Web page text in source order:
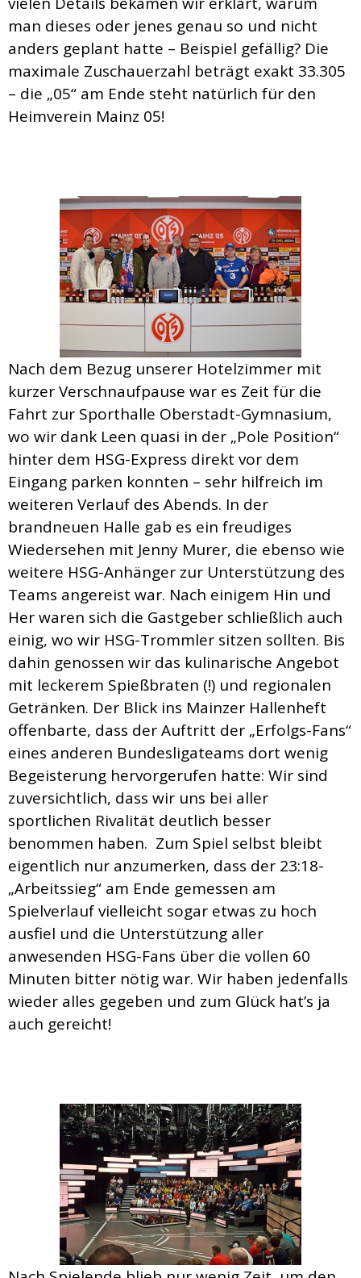
man dieses oder jenes genau so und nicht
anders geplant hatte – Beispiel gefällig? Die
maximale Zuschauerzahl beträgt exakt 33.305
– die „05“ am Ende steht natürlich für den
Heimverein Mainz 05!
Nach dem Bezug unserer Hotelzimmer mit
kurzer Verschnaufpause war es Zeit für die
Fahrt zur Sporthalle Oberstadt-Gymnasium,
wo wir dank Leen quasi in der „Pole Position“
hinter dem HSG-Express direkt vor dem
Eingang parken konnten – sehr hilfreich im
weiteren Verlauf des Abends. In der
brandneuen Halle gab es ein freudiges
Wiedersehen mit Jenny Murer, die ebenso wie
weitere HSG-Anhänger zur Unterstützung des
Teams angereist war. Nach einigem Hin und
Her waren sich die Gastgeber schließlich auch
einig, wo wir HSG-Trommler sitzen sollten. Bis
dahin genossen wir das kulinarische Angebot
mit leckerem Spießbraten (!) und regionalen
Getränken. Der Blick ins Mainzer Hallenheft
offenbarte, dass der Auftritt der „Erfolgs-Fans“
eines anderen Bundesligateams dort wenig
Begeisterung hervorgerufen hatte: Wir sind
zuversichtlich, dass wir uns bei aller
sportlichen Rivalität deutlich besser
benommen haben. Zum Spiel selbst bleibt
eigentlich nur anzumerken, dass der 23:18-
„Arbeitssieg“ am Ende gemessen am
Spielverlauf vielleicht sogar etwas zu hoch
ausfiel und die Unterstützung aller
anwesenden HSG-Fans über die vollen 60
Minuten bitter nötig war. Wir haben jedenfalls
wieder alles gegeben und zum Glück hat’s ja
auch gereicht!